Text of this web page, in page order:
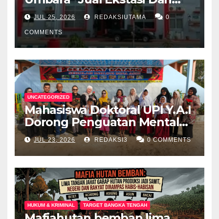
Dalam Lapas Rp 12 Juta/40
Butir
JUL 25, 2026 REDAKSIUTAMA 0
COMMENTS
UNCATEGORIZED
Mahasiswa Doktoral UPI Y.A.I
Dorong Penguatan Mental
Keluarga Anak
Berkebutuhan Khusus di
Palembang
JUL 23, 2026 REDAKSI3 0 COMMENTS
HUKUM & KRIMINAL TARGET BANGKA TENGAH